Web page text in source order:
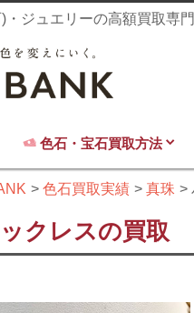
ジュエリーの高額買取専
色石・宝石買取方法
色石買取実績 真珠
クレスの買取